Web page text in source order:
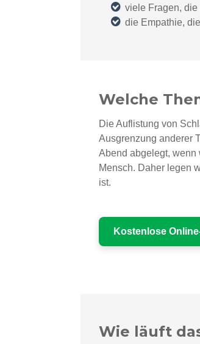
viele Fragen, die
die Empathie,
Welche
Die Auflistung von
Ausgrenzung anderer
Abend abgelegt, wenn
Mensch. Daher legen
ist.
Kostenlose
Wie läuft